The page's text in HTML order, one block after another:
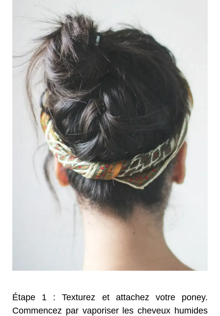
Étape 1 : Texturez et attachez votre poney.
Commencez par vaporiser les cheveux humides